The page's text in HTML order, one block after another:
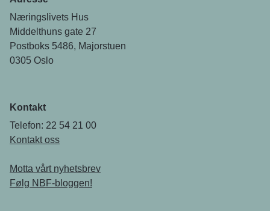
Næringslivets Hus
Middelthuns gate 27
Postboks 5486, Majorstuen
0305 Oslo
Kontakt
Telefon: 22 54 21 00
Kontakt oss
Motta vårt nyhetsbrev
Følg NBF-bloggen!